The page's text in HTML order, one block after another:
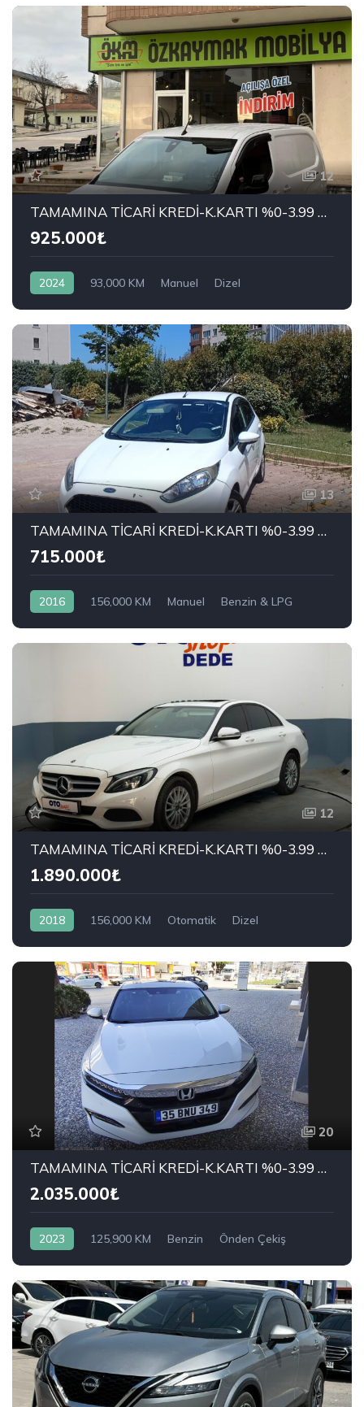
12
TAMAMINA TİCARİ KREDİ-K.KARTI %0-3.99 ÇEK-2.99 SENET-ÇKS SATIŞ
925.000₺
2024 93,000 KM Manuel
Dizel
13
TAMAMINA TİCARİ KREDİ-K.KARTI %0-3.99 ÇEK-2.99 SENET-ÇKS SATIŞ
715.000₺
2016 156,000 KM Manuel
Benzin & LPG
12
TAMAMINA TİCARİ KREDİ-K.KARTI %0-3.99 ÇEK-2.99 SENET-ÇKS SATIŞ
1.890.000₺
2018 156,000 KM Otomatik
Dizel
20
TAMAMINA TİCARİ KREDİ-K.KARTI %0-3.99 ÇEK-2.99 SENET-ÇKS SATIŞ
2.035.000₺
2023 125,900 KM Benzin
Önden Çekiş